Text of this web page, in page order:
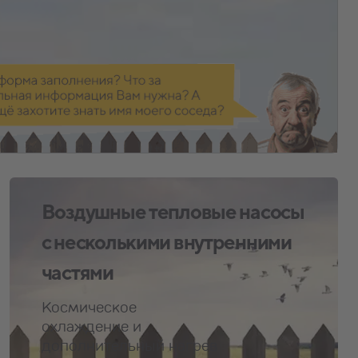
Воздушные тепловые насосы
с несколькими внутренними
частями
Космическое
охлаждение и
дополнительный нагрев